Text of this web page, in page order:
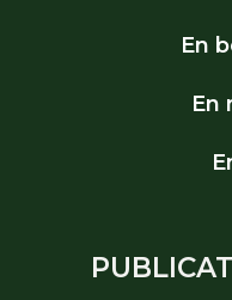
En
En